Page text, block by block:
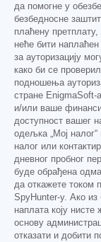
да помогне у
безбедносне
плаћену
неће бити
за ауторизацију
како би се
подношења
стране
и/или ваше
доступност вашег
одељка „Мој
налог или
дневног пробног
буде обрађена
да откажете током
SpyHunter-у. Ако из
наплата коју
основу
отказати и добити